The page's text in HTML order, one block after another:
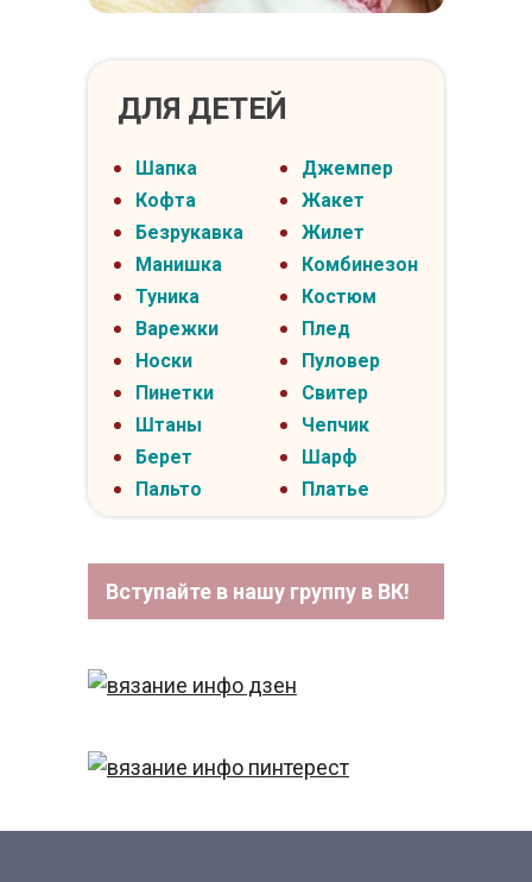
ДЛЯ ДЕТЕЙ
Шапка
Кофта
Безрукавка
Манишка
Туника
Варежки
Носки
Пинетки
Штаны
Берет
Пальто
Джемпер
Жакет
Жилет
Комбинезон
Костюм
Плед
Пуловер
Свитер
Чепчик
Шарф
Платье
Вступайте в нашу группу в ВК!